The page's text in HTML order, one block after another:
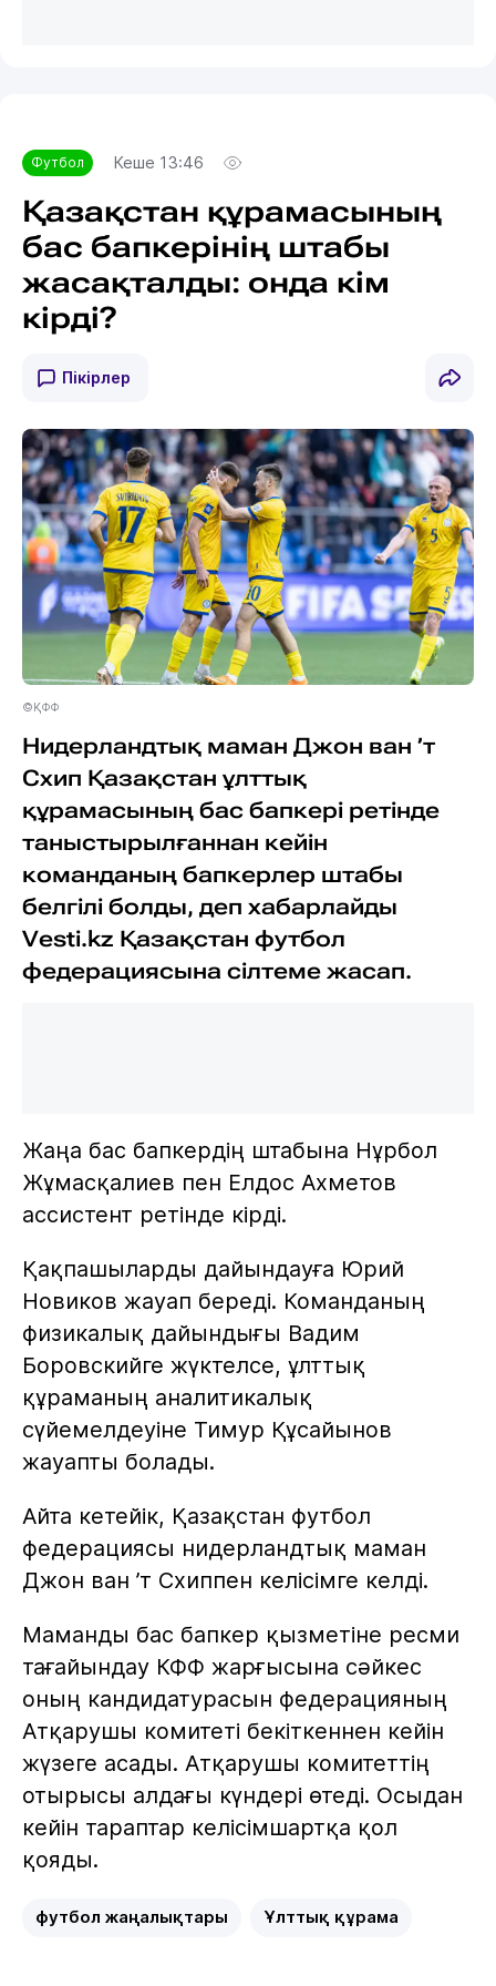
Футбол Кеше 13:46
Қазақстан құрамасының
бас бапкерінің штабы
жасақталды: онда кім
кірді?
Пікірлер
©ҚФФ
Нидерландтық маман Джон ван ’т
Схип Қазақстан ұлттық
құрамасының бас бапкері ретінде
таныстырылғаннан кейін
команданың бапкерлер штабы
белгілі болды, деп хабарлайды
Vesti.kz Қазақстан футбол
федерациясына сілтеме жасап.
Жаңа бас бапкердің штабына Нұрбол
Жұмасқалиев пен Елдос Ахметов
ассистент ретінде кірді.
Қақпашыларды дайындауға Юрий
Новиков жауап береді. Команданың
физикалық дайындығы Вадим
Боровскийге жүктелсе, ұлттық
құраманың аналитикалық
сүйемелдеуіне Тимур Құсайынов
жауапты болады.
Айта кетейік, Қазақстан футбол
федерациясы нидерландтық маман
Джон ван ’т Схиппен келісімге келді.
Маманды бас бапкер қызметіне ресми
тағайындау КФФ жарғысына сәйкес
оның кандидатурасын федерацияның
Атқарушы комитеті бекіткеннен кейін
жүзеге асады. Атқарушы комитеттің
отырысы алдағы күндері өтеді. Осыдан
кейін тараптар келісімшартқа қол
қояды.
футбол жаңалықтары Ұлттық құрама